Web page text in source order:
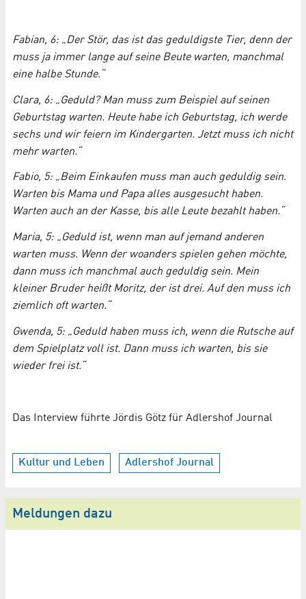
Fabian, 6: „Der Stör, das ist das geduldigste Tier, denn der
muss ja immer lange auf seine Beute warten, manchmal
eine halbe Stunde.“
Clara, 6: „Geduld? Man muss zum Beispiel auf seinen
Geburtstag warten. Heute habe ich Geburtstag, ich werde
sechs und wir feiern im Kindergarten. Jetzt muss ich nicht
mehr warten.“
Fabio, 5: „Beim Einkaufen muss man auch geduldig sein.
Warten bis Mama und Papa alles ausgesucht haben.
Warten auch an der Kasse, bis alle Leute bezahlt haben.“
Maria, 5: „Geduld ist, wenn man auf jemand anderen
warten muss. Wenn der woanders spielen gehen möchte,
dann muss ich manchmal auch geduldig sein. Mein
kleiner Bruder heißt Moritz, der ist drei. Auf den muss ich
ziemlich oft warten.“
Gwenda, 5: „Geduld haben muss ich, wenn die Rutsche auf
dem Spielplatz voll ist. Dann muss ich warten, bis sie
wieder frei ist.“
Das Interview führte Jördis Götz für Adlershof Journal
Kultur und Leben Adlershof Journal
Meldungen dazu